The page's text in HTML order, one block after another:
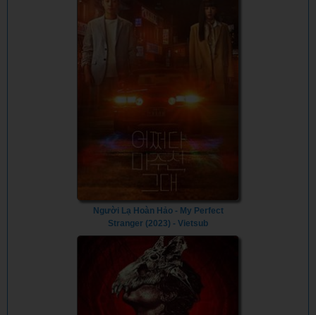
Người Lạ Hoàn Hảo - My Perfect
Stranger (2023) - Vietsub